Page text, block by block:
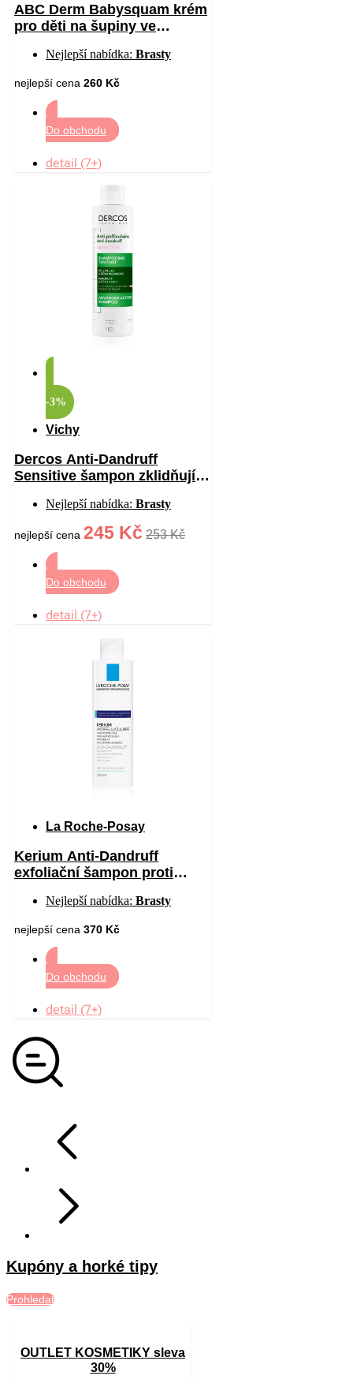
ABC Derm Babysquam krém
pro děti na šupiny ve
Nejlepší nabídka: Brasty
nejlepší cena 260 Kč
Do obchodu
detail (7+)
-3%
Vichy
Dercos Anti-Dandruff
Sensitive šampon zklidňující
lupům 200 ml
Nejlepší nabídka: Brasty
nejlepší cena 245 Kč 253 Kč
Do obchodu
detail (7+)
La Roche-Posay
Kerium Anti-Dandruff
exfoliační šampon proti
Nejlepší nabídka: Brasty
nejlepší cena 370 Kč
Do obchodu
detail (7+)
Kupóny a horké tipy
Prohledat
OUTLET KOSMETIKY sleva
30%